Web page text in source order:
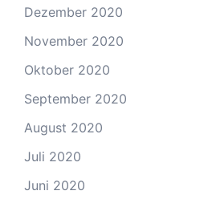
Dezember 2020
November 2020
Oktober 2020
September 2020
August 2020
Juli 2020
Juni 2020